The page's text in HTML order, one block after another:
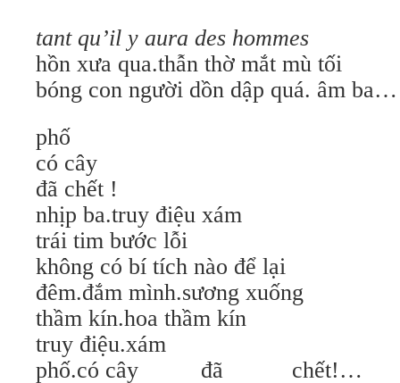
tant qu’il y aura des hommes
hồn xưa qua.thẫn thờ mắt mù tối
bóng con người dồn dập quá. âm ba…
phố
có cây
đã chết !
nhịp ba.truy điệu xám
trái tim bước lỗi
không có bí tích nào để lại
đêm.đắm mình.sương xuống
thầm kín.hoa thầm kín
truy điệu.xám
phố.có cây đã chết!…